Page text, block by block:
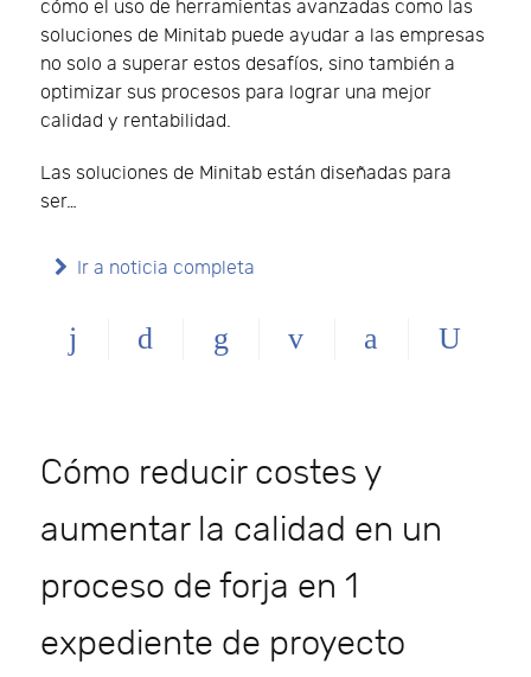
cómo el uso de herramientas avanzadas como las
soluciones de Minitab puede ayudar a las empresas
no solo a superar estos desafíos, sino también a
optimizar sus procesos para lograr una mejor
calidad y rentabilidad.
Las soluciones de Minitab están diseñadas para
ser…
Ir a noticia completa
Cómo reducir costes y
aumentar la calidad en un
proceso de forja en 1
expediente de proyecto